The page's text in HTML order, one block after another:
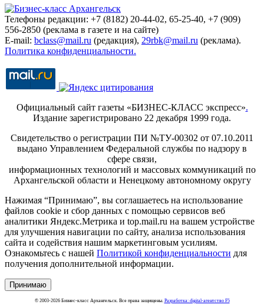
Телефоны редакции: +7 (8182) 20-44-02, 65-25-40, +7 (909)
556-2850 (реклама в газете и на сайте)
E-mail: bclass@mail.ru (редакция), 29rbk@mail.ru (реклама).
Политика конфиденциальности.
Официальный сайт газеты «БИЗНЕС-КЛАСС экспресс».
Издание зарегистрировано 22 декабря 1999 года.
Свидетельство о регистрации ПИ №ТУ-00302 от 07.10.2011
выдано Управлением Федеральной службы по надзору в
сфере связи,
информационных технологий и массовых коммуникаций по
Архангельской области и Ненецкому автономному округу
Нажимая “Принимаю”, вы соглашаетесь на использование
файлов cookie и сбор данных с помощью сервисов веб
аналитики Яндекс.Метрика и top.mail.ru на вашем устройстве
для улучшения навигации по сайту, анализа использования
сайта и содействия нашим маркетинговым усилиям.
Ознакомьтесь с нашей Политикой конфиденциальности для
получения дополнительной информации.
Принимаю
© 2003-2026 Бизнес-класс Архангельск. Все права защищены. Разработка: digital-агентство F5